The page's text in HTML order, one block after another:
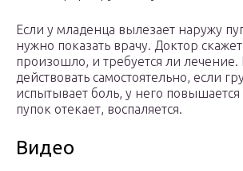
Если у младенца вылезает наружу
нужно показать врачу. Доктор
произошло, и требуется ли лечение.
действовать самостоятельно, если
испытывает боль, у него повышается
пупок отекает, воспаляется.
Видео